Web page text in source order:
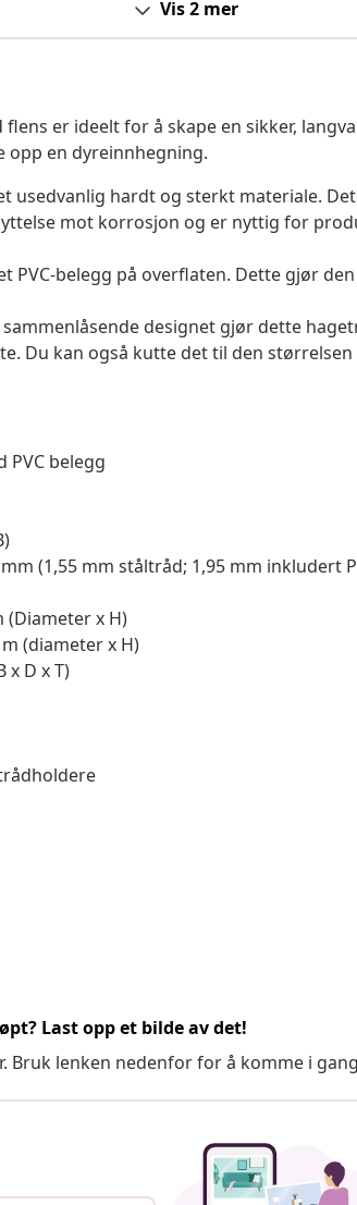
Vis 2 mer
er ideelt for å skape en sikker,
opp en dyreinnhegning.
usedvanlig hardt og sterkt materiale.
mot korrosjon og er nyttig for
PVC-belegg på overflaten. Dette gjør
designet gjør dette
Du kan også kutte det til den størrelsen
PVC belegg
(1,55 mm ståltråd; 1,95 mm inkludert
(Diameter x H)
(diameter x H)
x D x T)
Last opp et bilde av det!
Bruk lenken nedenfor for å komme i